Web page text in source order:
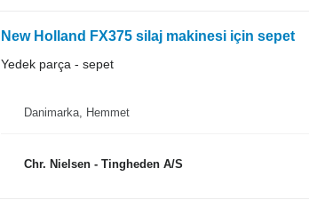
New Holland FX375 silaj makinesi için sepet
Yedek parça - sepet
Danimarka, Hemmet
Chr. Nielsen - Tingheden A/S